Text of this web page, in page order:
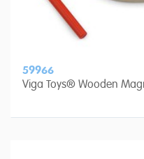
59966
Viga Toys® Wooden